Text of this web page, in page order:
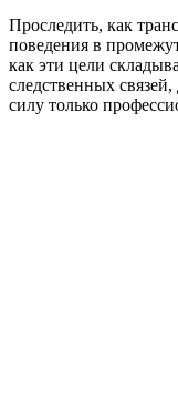
Проследить, как
поведения в
как эти цели
следственных
силу только